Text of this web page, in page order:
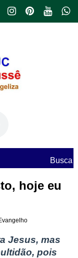
Busca
hoje eu
Jesus, mas
pois